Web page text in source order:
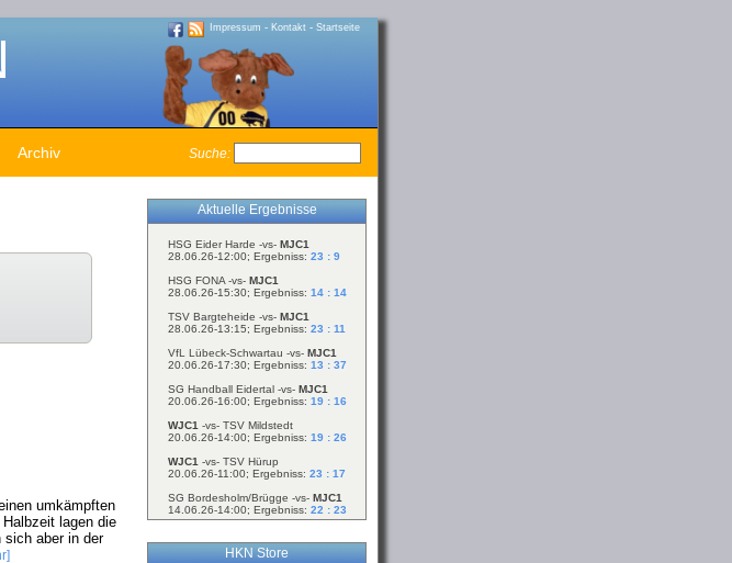
Impressum - Kontakt - Startseite
Archiv Suche:
umkämpften
lagen die
sich aber in der
Aktuelle Ergebnisse
HSG Eider Harde -vs- MJC1
28.06.26-12:00; Ergebniss: 23 : 9
HSG FONA -vs- MJC1
28.06.26-15:30; Ergebniss: 14 : 14
TSV Bargteheide -vs- MJC1
28.06.26-13:15; Ergebniss: 23 : 11
VfL Lübeck-Schwartau -vs- MJC1
20.06.26-17:30; Ergebniss: 13 : 37
SG Handball Eidertal -vs- MJC1
20.06.26-16:00; Ergebniss: 19 : 16
WJC1 -vs- TSV Mildstedt
20.06.26-14:00; Ergebniss: 19 : 26
WJC1 -vs- TSV Hürup
20.06.26-11:00; Ergebniss: 23 : 17
SG Bordesholm/Brügge -vs- MJC1
14.06.26-14:00; Ergebniss: 22 : 23
HKN Store